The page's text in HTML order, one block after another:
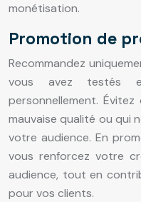
monétisation.
Promotion de
Recommandez
vous avez testés
personnellement.
mauvaise qualité ou qui
votre audience. En
vous renforcez votre
audience, tout en
pour vos clients.